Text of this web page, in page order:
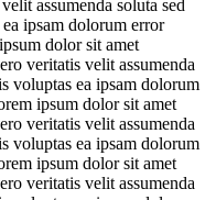
assumenda soluta sed
ipsam dolorum error
dolor sit amet
veritatis velit assumenda
voluptas ea ipsam dolorum
ipsum dolor sit amet
veritatis velit assumenda
voluptas ea ipsam dolorum
ipsum dolor sit amet
veritatis velit assumenda